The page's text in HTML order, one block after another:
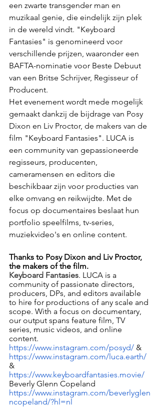
een zwarte transgender man en
muzikaal genie, die eindelijk zijn plek
in de wereld vindt. "Keyboard
Fantasies" is genomineerd voor
verschillende prijzen, waaronder een
BAFTA-nominatie voor Beste Debuut
van een Britse Schrijver, Regisseur of
Producent.
Het evenement wordt mede mogelijk
gemaakt dankzij de bijdrage van Posy
Dixon en Liv Proctor, de makers van de
film "Keyboard Fantasies". LUCA is
een community van gepassioneerde
regisseurs, producenten,
cameramensen en editors die
beschikbaar zijn voor producties van
elke omvang en reikwijdte. Met de
focus op documentaires beslaat hun
portfolio speelfilms, tv-series,
muziekvideo's en online content.
Thanks to Posy Dixon and Liv Proctor,
the makers of the film.
Keyboard Fantasies. ​LUCA is a
community of passionate directors,
producers, DPs, and editors available
to hire for productions of any scale and
scope. With a focus on documentary,
our output spans feature film, TV
series, music videos, and online
content.
https://www.instagram.com/posyd/ &
https://www.instagram.com/luca.earth/
&
https://www.keyboardfantasies.movie/
Beverly Glenn Copeland
https://www.instagram.com/beverlyglen
ncopeland/?hl=nl